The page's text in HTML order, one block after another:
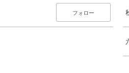
フォロー